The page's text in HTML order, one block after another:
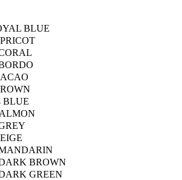
BLUE
BLUE
BROWN
GREEN